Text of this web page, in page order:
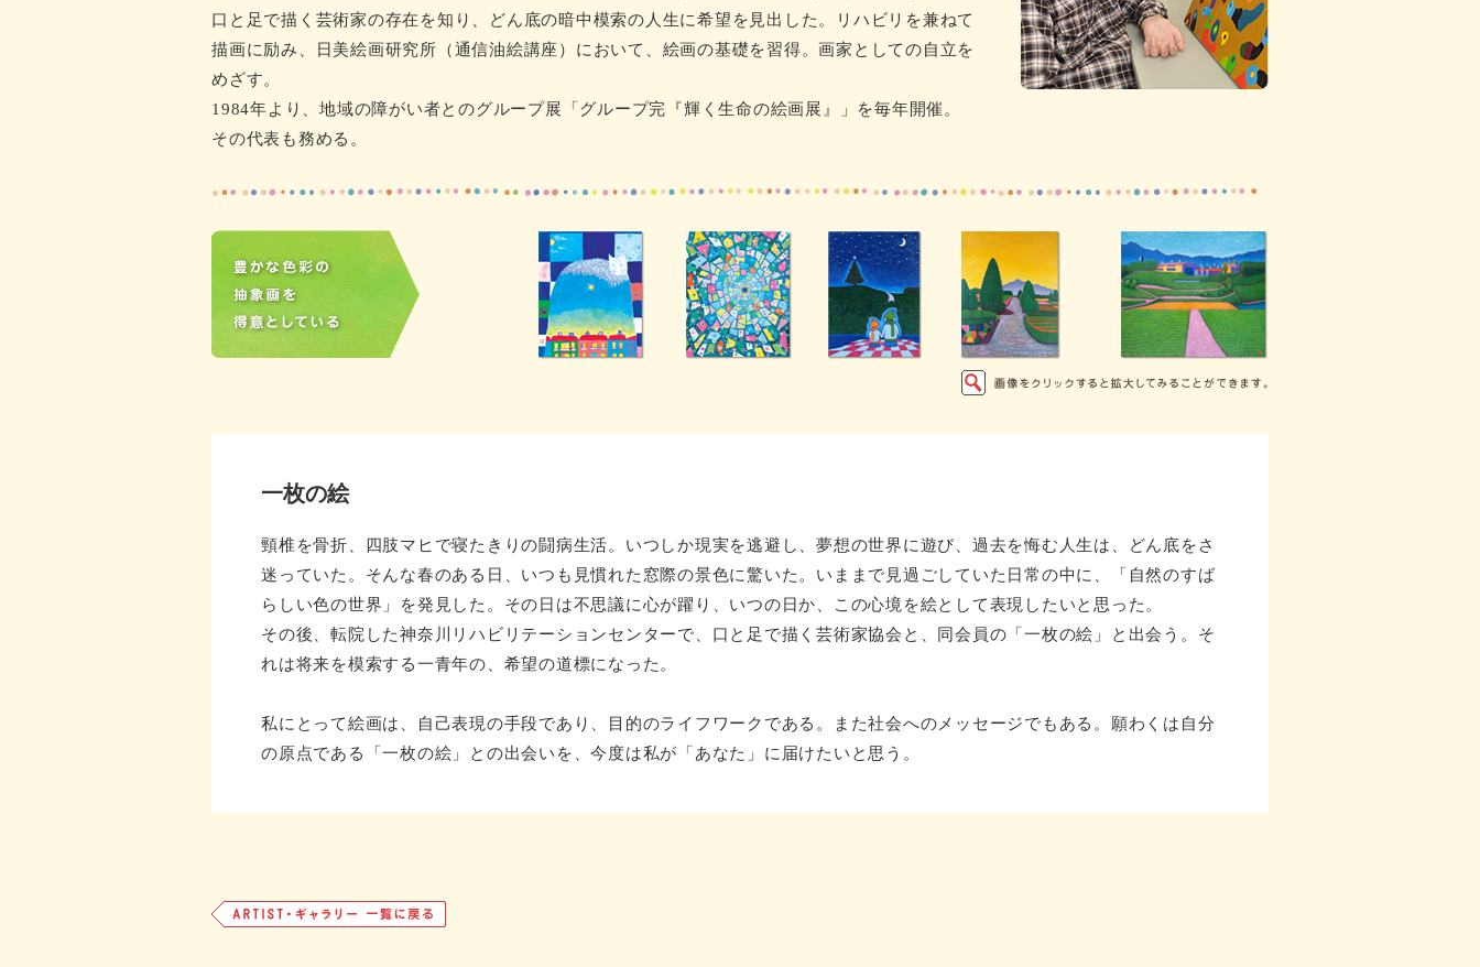
口と足で描く芸術家の存在を知り、どん底の暗中模索の人生に希望を見出した。リハビリを兼ねて
描画に励み、日美絵画研究所（通信油絵講座）において、絵画の基礎を習得。画家としての自立を
めざす。
1984年より、地域の障がい者とのグループ展「グループ完『輝く生命の絵画展』」を毎年開催。
その代表も務める。
一枚の絵
頸椎を骨折、四肢マヒで寝たきりの闘病生活。いつしか現実を逃避し、夢想の世界に遊び、過去を悔む人生は、どん底をさ
迷っていた。そんな春のある日、いつも見慣れた窓際の景色に驚いた。いままで見過ごしていた日常の中に、「自然のすば
らしい色の世界」を発見した。その日は不思議に心が躍り、いつの日か、この心境を絵として表現したいと思った。
その後、転院した神奈川リハビリテーションセンターで、口と足で描く芸術家協会と、同会員の「一枚の絵」と出会う。そ
れは将来を模索する一青年の、希望の道標になった。
私にとって絵画は、自己表現の手段であり、目的のライフワークである。また社会へのメッセージでもある。願わくは自分
の原点である「一枚の絵」との出会いを、今度は私が「あなた」に届けたいと思う。